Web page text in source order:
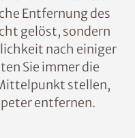
Entfernung des
gelöst, sondern
nach einiger
Sie immer die
stellen,
entfernen.